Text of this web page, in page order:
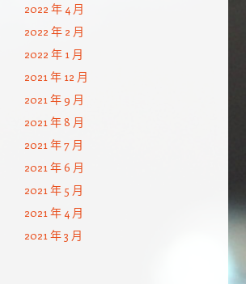
2022 年 4 月
2022 年 2 月
2022 年 1 月
2021 年 12 月
2021 年 9 月
2021 年 8 月
2021 年 7 月
2021 年 6 月
2021 年 5 月
2021 年 4 月
2021 年 3 月